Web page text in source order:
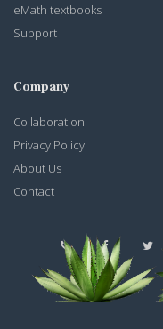
eMath textbooks
Support
Company
Collaboration
Privacy Policy
About Us
Contact